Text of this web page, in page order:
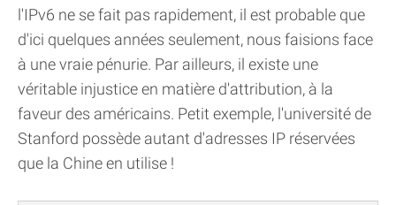
l'IPv6 ne se fait pas rapidement, il est probable que
d'ici quelques années seulement, nous faisions face
à une vraie pénurie. Par ailleurs, il existe une
véritable injustice en matière d'attribution, à la
faveur des américains. Petit exemple, l'université de
Stanford possède autant d'adresses IP réservées
que la Chine en utilise !